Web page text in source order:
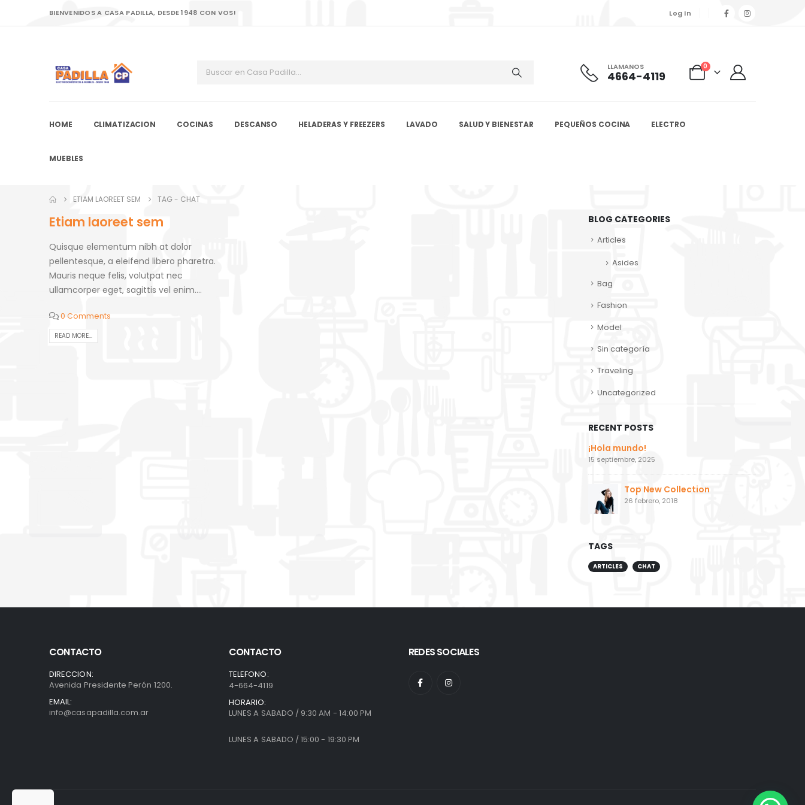
BIENVENIDOS A CASA PADILLA, DESDE 1948 CON VOS! Log In
LLAMANOS
4664-4119
0
HOME CLIMATIZACION COCINAS DESCANSO HELADERAS Y FREEZERS LAVADO SALUD Y BIENESTAR PEQUEÑOS COCINA ELECTRO
MUEBLES
ETIAM LAOREET SEM TAG - CHAT
Etiam laoreet sem
Quisque elementum nibh at dolor
pellentesque, a eleifend libero pharetra.
Mauris neque felis, volutpat nec
ullamcorper eget, sagittis vel enim....
0 Comments
READ MORE...
BLOG CATEGORIES
Articles
Asides
Bag
Fashion
Model
Sin categoría
Traveling
Uncategorized
RECENT POSTS
¡Hola mundo!
15 septiembre, 2025
Top New Collection
26 febrero, 2018
TAGS
ARTICLES CHAT
CONTACTO
DIRECCION:
Avenida Presidente Perón 1200.
EMAIL:
info@casapadilla.com.ar
CONTACTO
TELEFONO:
4-664-4119
HORARIO:
LUNES A SABADO / 9:30 AM - 14:00 PM
LUNES A SABADO / 15:00 - 19:30 PM
REDES SOCIALES